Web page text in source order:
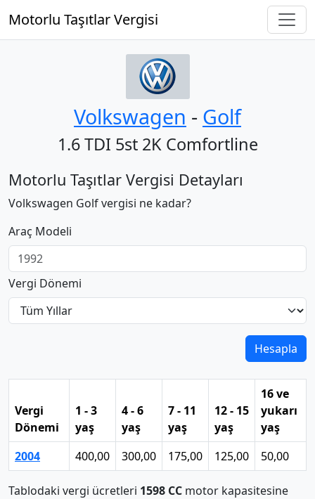
Motorlu Taşıtlar Vergisi
Volkswagen ‐ Golf
1.6 TDI 5st 2K Comfortline
Motorlu Taşıtlar Vergisi Detayları
Volkswagen Golf vergisi ne kadar?
Araç Modeli
Vergi Dönemi
Hesapla
Vergi
Dönemi
1 - 3
yaş
4 - 6
yaş
7 - 11
yaş
12 - 15
yaş
16 ve
yukarı
yaş
2004
400,00 300,00 175,00 125,00 50,00
Tablodaki vergi ücretleri 1598 CC motor kapasitesine